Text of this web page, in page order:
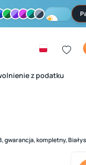
z podatku
gwarancja, kompletny,